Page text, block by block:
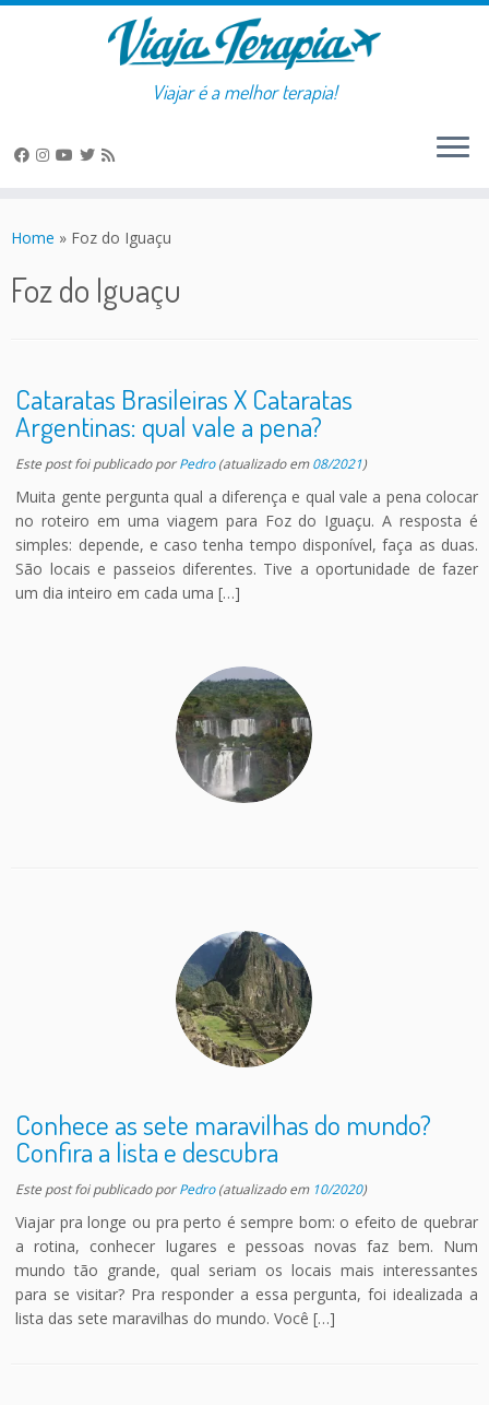
to
Viajar é a melhor terapia!
Home » Foz do Iguaçu
Foz do Iguaçu
Cataratas Brasileiras X Cataratas
Argentinas: qual vale a pena?
Este post foi publicadoporPedro(atualizado em08/2021)
Muita gente pergunta qual a diferença e qual vale a pena colocar
no roteiro em uma viagem para Foz do Iguaçu. A resposta é
simples: depende, e caso tenha tempo disponível, faça as duas.
São locais e passeios diferentes. Tive a oportunidade de fazer
um dia inteiro em cada uma […]
Conhece as sete maravilhas do mundo?
Confira a lista e descubra
Este post foi publicadoporPedro(atualizado em 10/2020)
Viajar pra longe ou pra perto é sempre bom: o efeito de quebrar
a rotina, conhecer lugares e pessoas novas faz bem. Num
mundo tão grande, qual seriam os locais mais interessantes
para se visitar? Pra responder a essa pergunta, foi idealizada a
lista das sete maravilhas do mundo. Você […]